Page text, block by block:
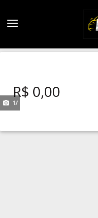
Navegação
R$ 0,00
1/